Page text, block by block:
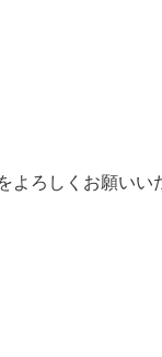
よろしくお願いい